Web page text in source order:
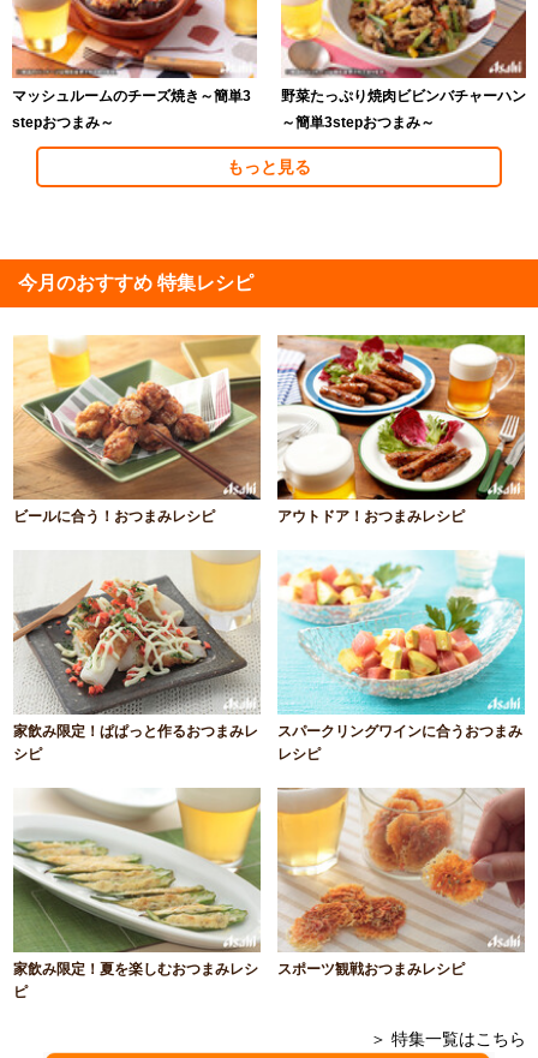
マッシュルームのチーズ焼き～簡単3
stepおつまみ～
野菜たっぷり焼肉ビビンバチャーハン
～簡単3stepおつまみ～
もっと見る
今月のおすすめ 特集レシピ
ビールに合う！おつまみレシピ アウトドア！おつまみレシピ
家飲み限定！ぱぱっと作るおつまみレ
シピ
スパークリングワインに合うおつまみ
レシピ
家飲み限定！夏を楽しむおつまみレシ
ピ
スポーツ観戦おつまみレシピ
＞ 特集一覧はこちら